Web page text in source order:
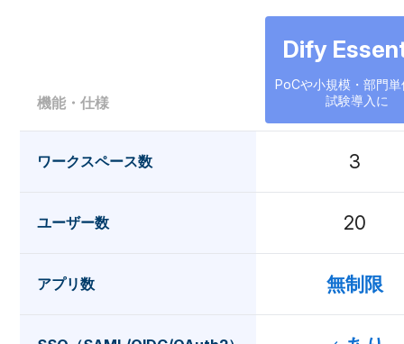
機能・仕様
Dify
PoCや小規模・部門
試験導入に
ワークスペース数 3
ユーザー数 20
アプリ数 無制限